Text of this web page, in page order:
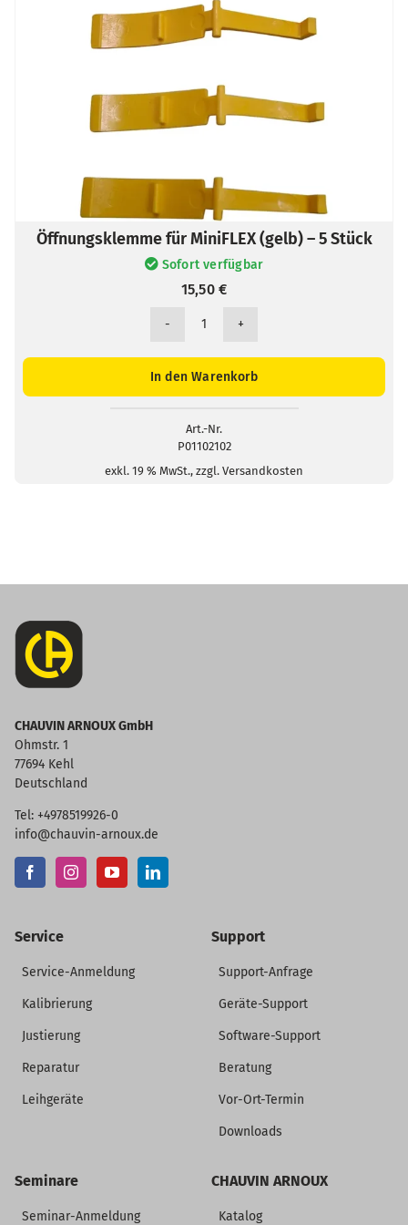
Öffnungsklemme für MiniFLEX (gelb) – 5 Stück
Sofort verfügbar
15,50€
Öffnungsklemme
MiniFLEX
5
Stück
Menge
In den Warenkorb
Art.-Nr.
P01102102
exkl. 19 % MwSt., zzgl. Versandkosten
CHAUVIN ARNOUX GmbH
Ohmstr. 1
77694 Kehl
Deutschland
Tel: +4978519926-0
info@chauvin-arnoux.de
Service
Service-Anmeldung
Kalibrierung
Justierung
Reparatur
Leihgeräte
Support
Support-Anfrage
Geräte-Support
Software-Support
Beratung
Vor-Ort-Termin
Downloads
Seminare
Seminar-Anmeldung
CHAUVIN ARNOUX
Katalog